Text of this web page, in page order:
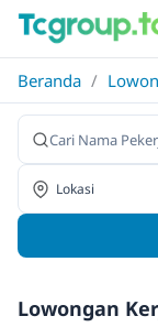
Beranda /
Lowongan